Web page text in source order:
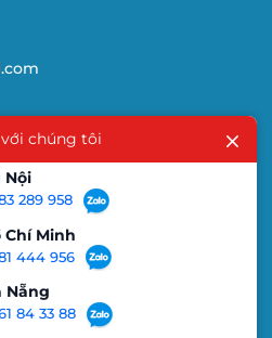
tháng trên toàn quốc.
thuật nào từ phía nhà sản
ĐI KÈM KHI MUA
MẶT ———————–
với chúng tôi
Nội
289 958
Chí Minh
444 956
Nẵng
84 33 88